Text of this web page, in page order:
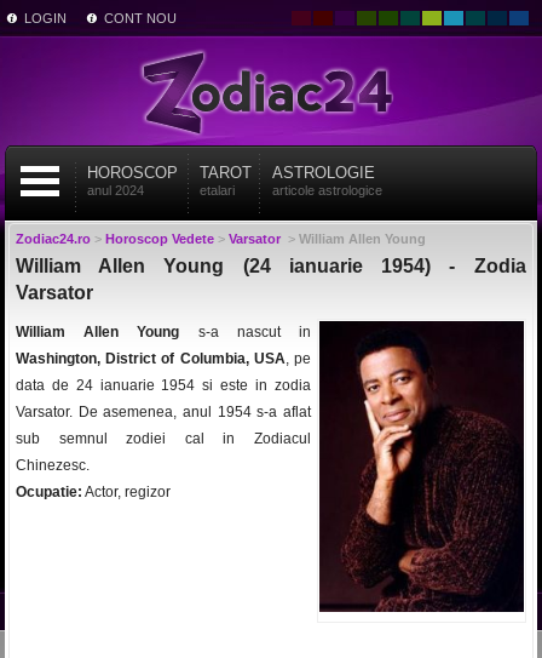
LOGIN CONT NOU
HOROSCOP
anul 2024
TAROT
etalari
ASTROLOGIE
articole astrologice
Zodiac24.ro> Horoscop Vedete> Varsator> William Allen Young
William Allen Young (24 ianuarie 1954) - Zodia
Varsator
William Allen Young s-a nascut in
Washington, District of Columbia, USA, pe
data de 24 ianuarie 1954 si este in zodia
Varsator. De asemenea, anul 1954 s-a aflat
sub semnul zodiei cal in Zodiacul
Chinezesc.
Ocupatie: Actor, regizor